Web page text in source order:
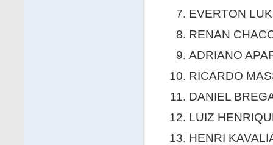
EVERTON
RENAN
ADRIANO
RICARDO
DANIEL
LUIZ
HENRI